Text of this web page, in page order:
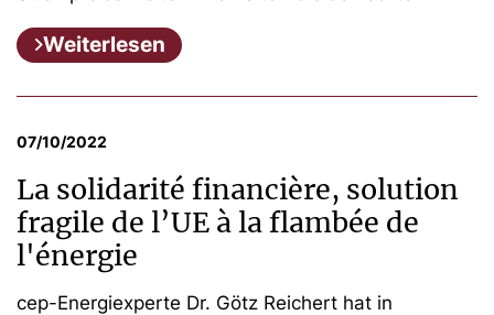
Weiterlesen
07/10/2022
La solidarité financière, solution
fragile de l’UE à la flambée de
l'énergie
cep-Energiexperte Dr. Götz Reichert hat in